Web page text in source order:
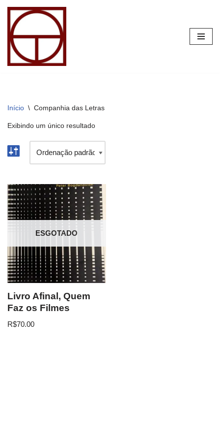
Pular
para
conteúdo
Início \ Companhia das Letras
Exibindo um único resultado
ESGOTADO
Livro Afinal, Quem
Faz os Filmes
R$70.00